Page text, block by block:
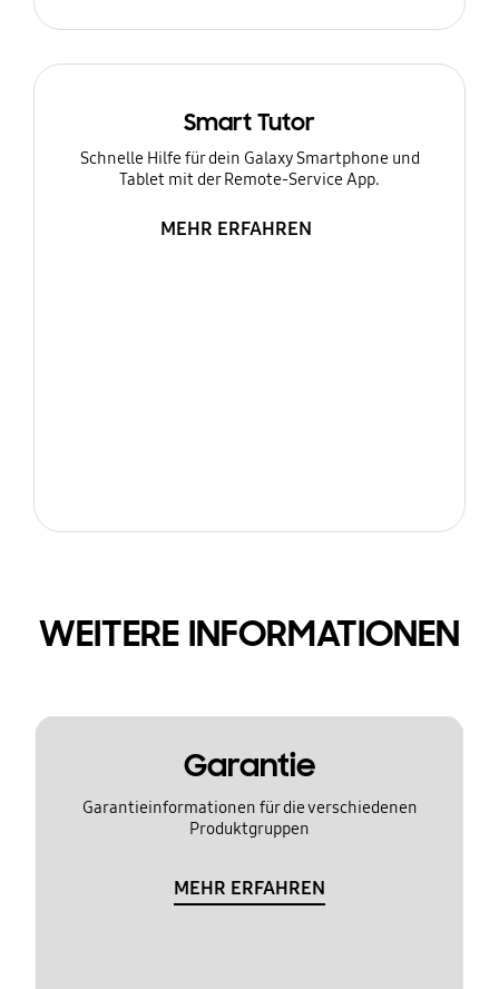
Smart Tutor
Schnelle Hilfe für dein Galaxy Smartphone und
Tablet mit der Remote-Service App.
MEHR ERFAHREN
WEITERE INFORMATIONEN
Garantie
Garantieinformationen für die verschiedenen
Produktgruppen
MEHR ERFAHREN